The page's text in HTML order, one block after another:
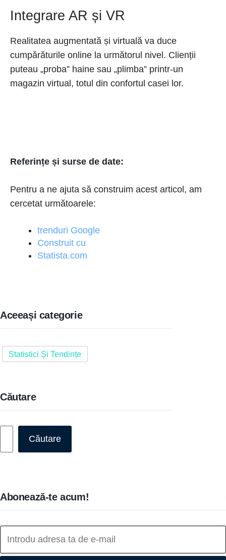
Integrare AR și VR
Realitatea augmentată și virtuală va duce
cumpărăturile online la următorul nivel. Clienții
puteau „proba” haine sau „plimba” printr-un
magazin virtual, totul din confortul casei lor.
Referințe și surse de date:
Pentru a ne ajuta să construim acest articol, am
cercetat următoarele:
trenduri Google
Construit cu
Statista.com
Aceeași categorie
Statistici Și Tendințe
Căutare
Căutare
Abonează-te acum!